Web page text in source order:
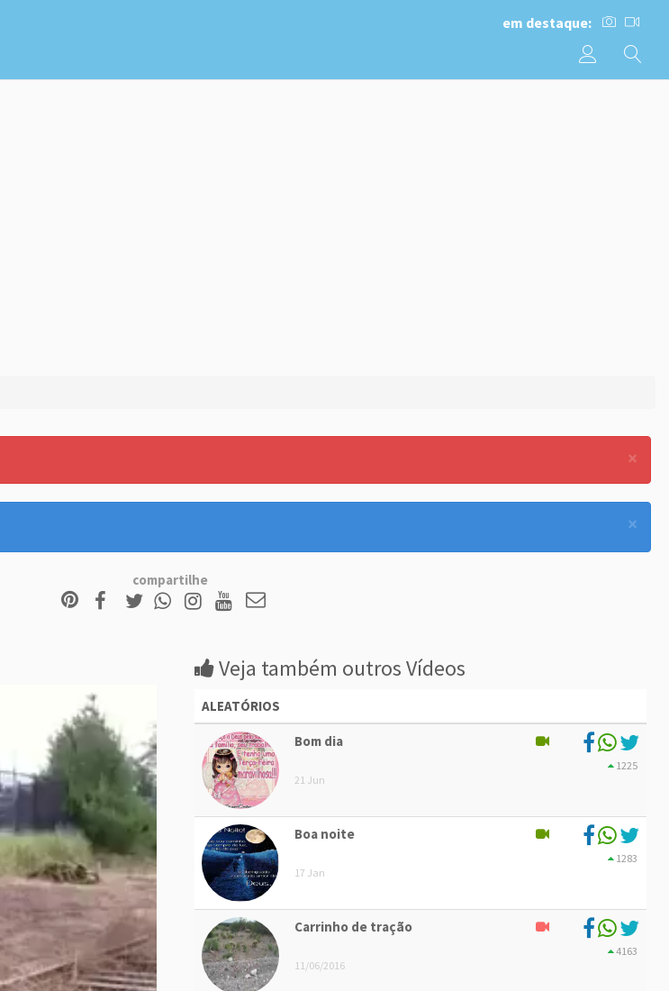
em destaque:
×
×
compartilhe
Veja também outros Vídeos
ALEATÓRIOS
Bom dia
21 Jun
1225
Boa noite
17 Jan
1283
Carrinho de tração
11/06/2016
4163